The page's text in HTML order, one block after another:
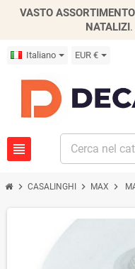
VASTO
NATALIZI.
Italiano EUR €
view_headline
chevron_right CASALINGHI chevron_right MAX chevron_right